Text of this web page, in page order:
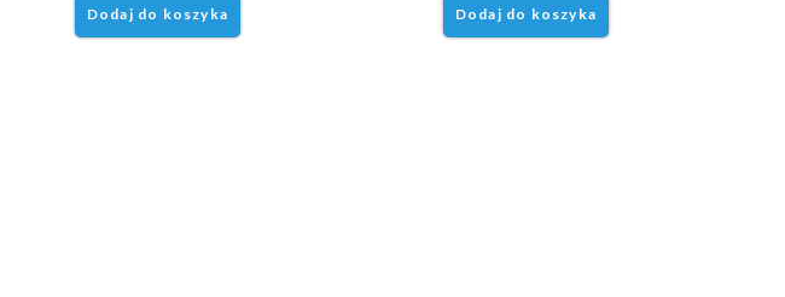
Dodaj do koszyka Dodaj do koszyka